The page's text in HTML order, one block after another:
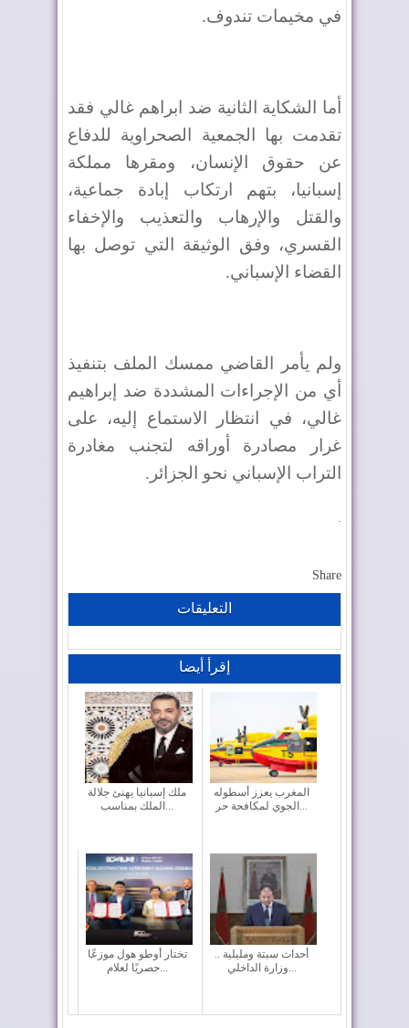
في مخيمات تندوف.
أما الشكاية الثانية ضد ابراهم غالي فقد
تقدمت بها الجمعية الصحراوية للدفاع
عن حقوق الإنسان، ومقرها مملكة
إسبانيا، بتهم ارتكاب إبادة جماعية،
والقتل والإرهاب والتعذيب والإخفاء
القسري، وفق الوثيقة التي توصل بها
القضاء الإسباني.
ولم يأمر القاضي ممسك الملف بتنفيذ
أي من الإجراءات المشددة ضد إبراهيم
غالي، في انتظار الاستماع إليه، على
غرار مصادرة أوراقه لتجنب مغادرة
التراب الإسباني نحو الجزائر.
.
Share
التعليقات
إقرأ أيضا
ملك إسبانيا يهنئ جلالة
الملك بمناسب...
المغرب يعزز أسطوله
الجوي لمكافحة حر...
تختار أوطو هول موزعًا
حصريًا لعلام...
أحداث سبتة ومليلية ..
وزارة الداخلي...